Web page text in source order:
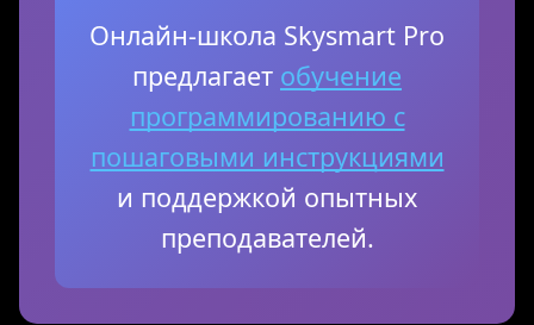
Онлайн-школа Skysmart Pro
предлагает обучение
программированию с
пошаговыми инструкциями
и поддержкой опытных
преподавателей.